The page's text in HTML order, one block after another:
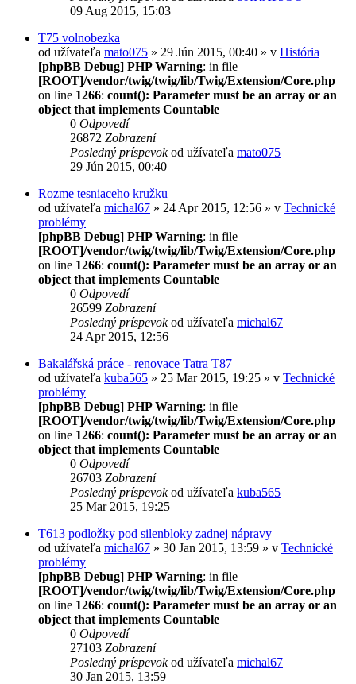
09 Aug 2015, 15:03
T75 volnobezka
od užívateľa mato075 » 29 Jún 2015, 00:40 » v História
[phpBB Debug] PHP Warning: in file
[ROOT]/vendor/twig/twig/lib/Twig/Extension/Core.php
on line 1266: count(): Parameter must be an array or an
object that implements Countable
0 Odpovedí
26872 Zobrazení
Posledný príspevokod užívateľa mato075
29 Jún 2015, 00:40
Rozme tesniaceho kružku
od užívateľa michal67 » 24 Apr 2015, 12:56 » v Technické
problémy
[phpBB Debug] PHP Warning: in file
[ROOT]/vendor/twig/twig/lib/Twig/Extension/Core.php
on line 1266: count(): Parameter must be an array or an
object that implements Countable
0 Odpovedí
26599 Zobrazení
Posledný príspevokod užívateľa michal67
24 Apr 2015, 12:56
Bakalářská práce - renovace Tatra T87
od užívateľa kuba565 » 25 Mar 2015, 19:25 » v Technické
problémy
[phpBB Debug] PHP Warning: in file
[ROOT]/vendor/twig/twig/lib/Twig/Extension/Core.php
on line 1266: count(): Parameter must be an array or an
object that implements Countable
0 Odpovedí
26703 Zobrazení
Posledný príspevokod užívateľa kuba565
25 Mar 2015, 19:25
T613 podložky pod silenbloky zadnej nápravy
od užívateľa michal67 » 30 Jan 2015, 13:59 » v Technické
problémy
[phpBB Debug] PHP Warning: in file
[ROOT]/vendor/twig/twig/lib/Twig/Extension/Core.php
on line 1266: count(): Parameter must be an array or an
object that implements Countable
0 Odpovedí
27103 Zobrazení
Posledný príspevokod užívateľa michal67
30 Jan 2015, 13:59